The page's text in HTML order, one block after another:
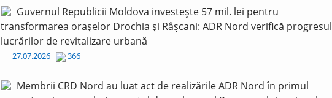
Guvernul Republicii Moldova investește 57 mil. lei pentru
transformarea orașelor Drochia și Râșcani: ADR Nord verifică progresul
lucrărilor de revitalizare urbană
27.07.2026 366
Membrii CRD Nord au luat act de realizările ADR Nord în primul